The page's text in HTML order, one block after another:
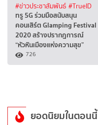
#ข่าวประชาสัมพันธ์ #TrueID
ทรู 5G ร่วมมือสนับสนุน
คอนเสิร์ต Glamping Festival
2020 สร้างปรากฎการณ์
“หัวหินเมืองแห่งความสุข”
726
ยอดนิยมในตอนนี้